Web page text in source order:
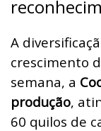
A
crescimento
semana, a
produção,
60 quilos de